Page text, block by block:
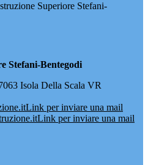
Superiore Stefani-
Stefani-Bentegodi
Isola Della Scala VR
Link per inviare una mail
Link per inviare una mail